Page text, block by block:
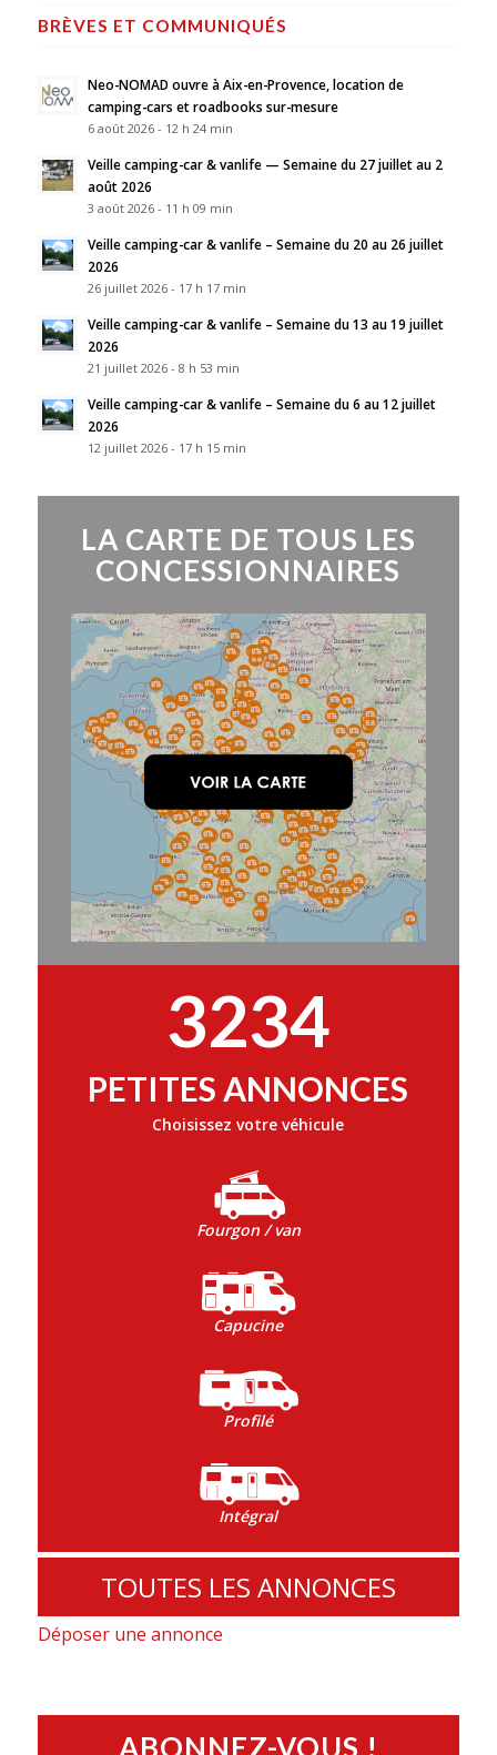
BRÈVES ET COMMUNIQUÉS
Neo-NOMAD ouvre à Aix-en-Provence, location de
camping-cars et roadbooks sur-mesure
6 août 2026 - 12 h 24 min
Veille camping-car & vanlife — Semaine du 27 juillet au 2
août 2026
3 août 2026 - 11 h 09 min
Veille camping-car & vanlife – Semaine du 20 au 26 juillet
2026
26 juillet 2026 - 17 h 17 min
Veille camping-car & vanlife – Semaine du 13 au 19 juillet
2026
21 juillet 2026 - 8 h 53 min
Veille camping-car & vanlife – Semaine du 6 au 12 juillet
2026
12 juillet 2026 - 17 h 15 min
LA CARTE DE TOUS LES
CONCESSIONNAIRES
3234
PETITES ANNONCES
Choisissez votre véhicule
Fourgon / van
Capucine
Profilé
Intégral
TOUTES LES ANNONCES
Déposer une annonce
ABONNEZ-VOUS !